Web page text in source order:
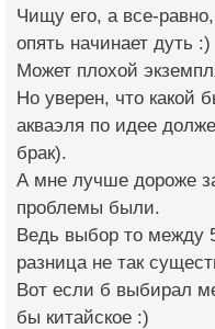
Чищу его, а все-
опять начинает дуть :)
Может плохой
Но уверен, что какой
акваэля по идее
брак).
А мне лучше дороже
проблемы были.
Ведь выбор то между
разница не так
Вот если б выбирал
бы китайское :)